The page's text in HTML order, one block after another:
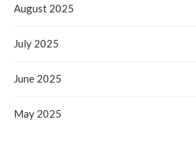
August 2025
July 2025
June 2025
May 2025